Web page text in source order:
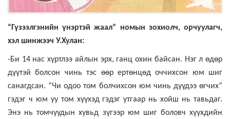
“Гүзээлгэнийн үнэртэй жаал” номын зохиолч, орчуулагч,
хэл шинжээч У.Хулан:
-Би 14 нас хүртлээ айлын эрх, ганц охин байсан. Нэг л өдөр
дүүтэй болсон чинь тэс өөр ертөнцөд оччихсон юм шиг
санагдсан. “Чи одоо том болчихсон юм чинь дүүдээ өгчих”
гэдэг ч юм уу том хүүхэд гэдэг утгаар нь хойш нь тавьдаг.
Энэ нь томчуудын хувьд зүгээр юм шиг боловч хүүхдийн